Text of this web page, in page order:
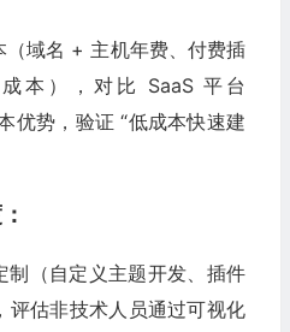
（域名 + 主机年费、付费插
本），对比 SaaS 平台
优势，验证 “低成本快速建
制（自定义主题开发、插件
评估非技术人员通过可视化